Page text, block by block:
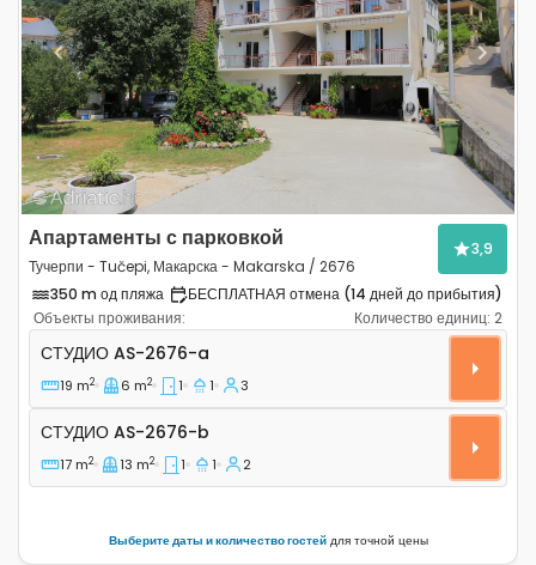
Previous Next
Апартаменты с парковкой
Тучерпи - Tučepi, Макарска - Makarska / 2676
3,9
350 m од пляжа
БЕСПЛАТНАЯ отмена (14 дней до прибытия)
Объекты проживания:
Количество единиц: 2
Студио-апартаменты Тучерпи - Tučepi, Макарска -
СТУДИО AS-2676-a
19 m2 6 m2 1 1 3
Студио AS-2676-b
СТУДИО AS-2676-b
17 m2 13 m2 1 1 2
Выберите даты и количество гостейдля точной цены